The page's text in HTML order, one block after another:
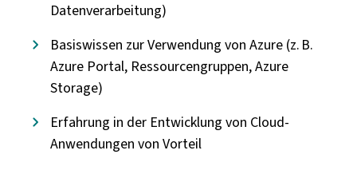
Datenverarbeitung)
Basiswissen zur Verwendung von Azure (z. B.
Azure Portal, Ressourcengruppen, Azure
Storage)
Erfahrung in der Entwicklung von Cloud-
Anwendungen von Vorteil